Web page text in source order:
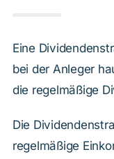
Eine
bei der Anleger
die regelmäßige
Die
regelmäßige